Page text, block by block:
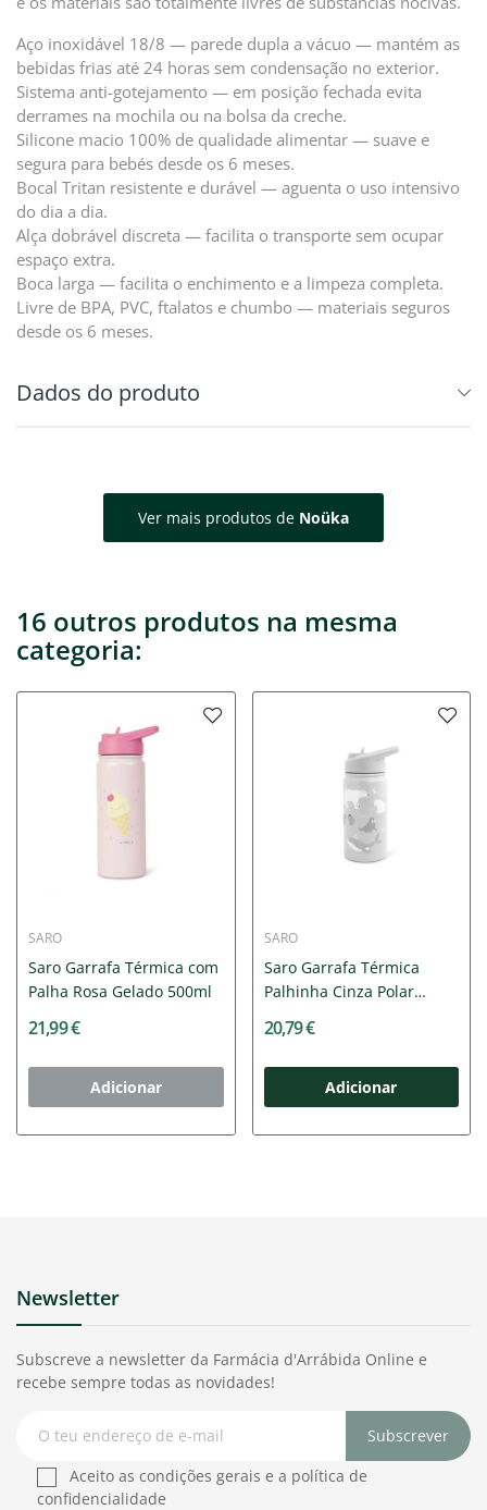
Aço inoxidável 18/8 — parede dupla a vácuo — mantém as
bebidas frias até 24 horas sem condensação no exterior.
Sistema anti-gotejamento — em posição fechada evita
derrames na mochila ou na bolsa da creche.
Silicone macio 100% de qualidade alimentar — suave e
segura para bebés desde os 6 meses.
Bocal Tritan resistente e durável — aguenta o uso intensivo
do dia a dia.
Alça dobrável discreta — facilita o transporte sem ocupar
espaço extra.
Boca larga — facilita o enchimento e a limpeza completa.
Livre de BPA, PVC, ftalatos e chumbo — materiais seguros
desde os 6 meses.
Dados do produto
Ver mais produtos de Noüka
16 outros produtos na mesma
categoria:
SARO
Saro Garrafa Térmica com
Palha Rosa Gelado 500ml
21,99 €
Adicionar
SARO
Saro Garrafa Térmica
Palhinha Cinza Polar
20,79 €
Adicionar
Newsletter
Subscreve a newsletter da Farmácia d'Arrábida Online e
recebe sempre todas as novidades!
Subscrever
Aceito as condições gerais e a política de
confidencialidade